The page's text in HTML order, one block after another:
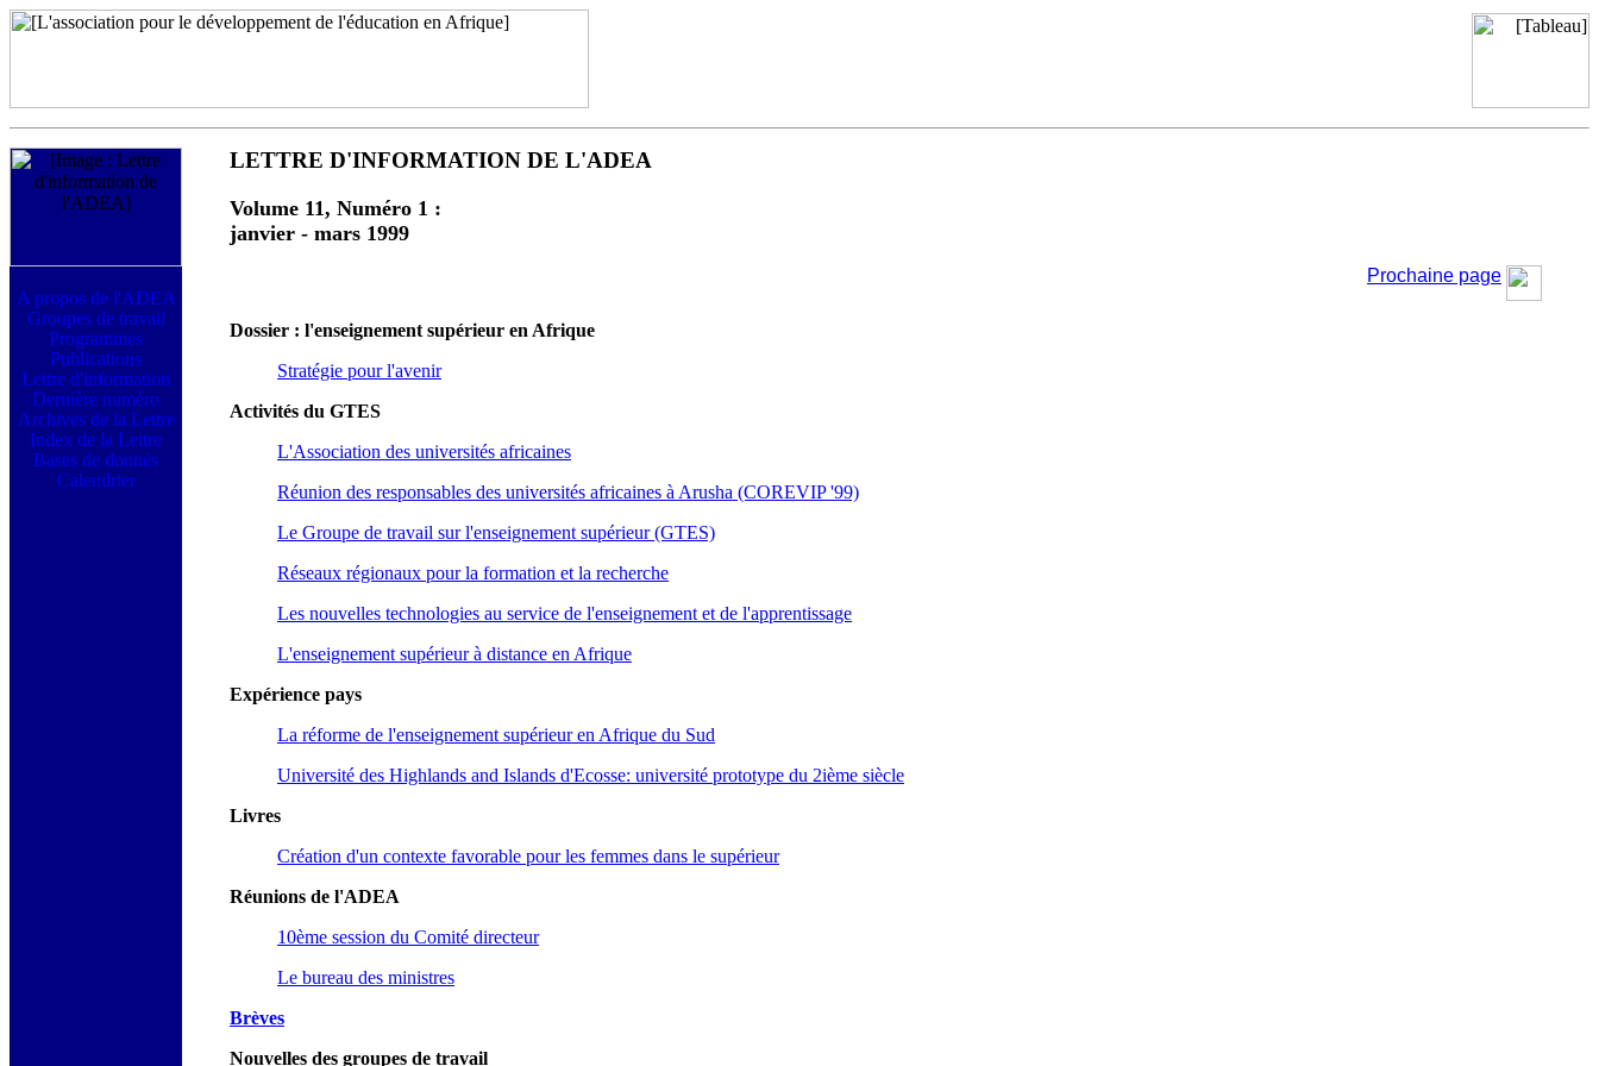
LETTRE D'INFORMATION DE L'ADEA
Volume 11, Numéro 1 :
janvier - mars 1999
Prochaine page
Dossier : l'enseignement supérieur en Afrique
Stratégie pour l'avenir
Activités du GTES
L'Association des universités africaines
Réunion des responsables des universités africaines à Arusha (COREVIP '99)
Le Groupe de travail sur l'enseignement supérieur (GTES)
Réseaux régionaux pour la formation et la recherche
Les nouvelles technologies au service de l'enseignement et de l'apprentissage
L'enseignement supérieur à distance en Afrique
Expérience pays
La réforme de l'enseignement supérieur en Afrique du Sud
Université des Highlands and Islands d'Ecosse: université prototype du 2ième siècle
Livres
Création d'un contexte favorable pour les femmes dans le supérieur
Réunions de l'ADEA
10ème session du Comité directeur
Le bureau des ministres
Brèves
Nouvelles des groupes de travail